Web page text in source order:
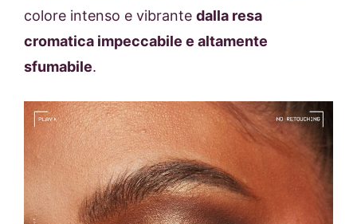
colore intenso e vibrante dalla resa
cromatica impeccabile e altamente
sfumabile.